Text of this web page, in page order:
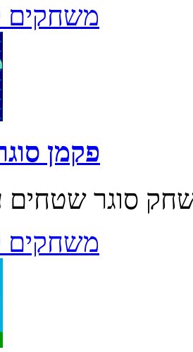
משחקים
פקמן
משחקים